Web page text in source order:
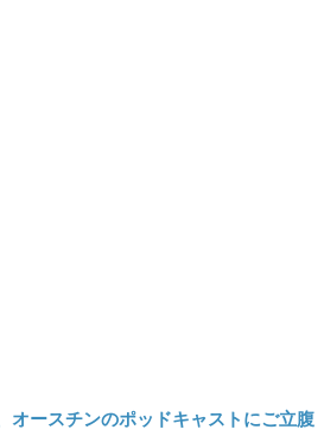
オースチンのポッドキャストにご立腹